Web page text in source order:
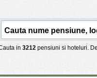
in 3212 pensiuni si hoteluri.